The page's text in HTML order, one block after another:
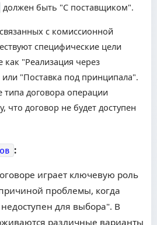
должен быть "С поставщиком".
с комиссионной
специфические цели
как "Реализация через
"Поставка под принципала".
типа договора операции
что договор не будет доступен
:
играет ключевую роль
проблемы, когда
для выбора". В
различные варианты